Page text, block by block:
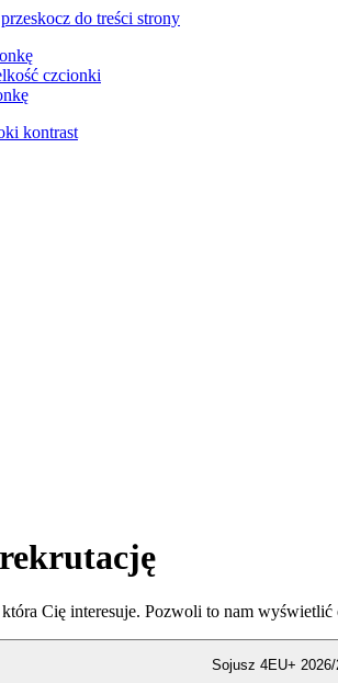
przeskocz do treści strony
czcionki
kontrast
Cię interesuje. Pozwoli to nam wyświetlić
Sojusz 4EU+ 2026/